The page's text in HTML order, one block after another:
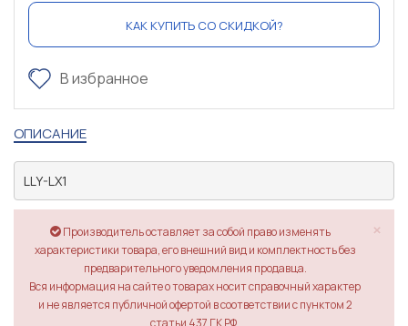
КАК КУПИТЬ СО СКИДКОЙ?
В избранное
ОПИСАНИЕ
LLY-LX1
×
Производитель оставляет за собой право изменять
характеристики товара, его внешний вид и комплектность без
предварительного уведомления продавца.
Вся информация на сайте о товарах носит справочный характер
и не является публичной офертой в соответствии с пунктом 2